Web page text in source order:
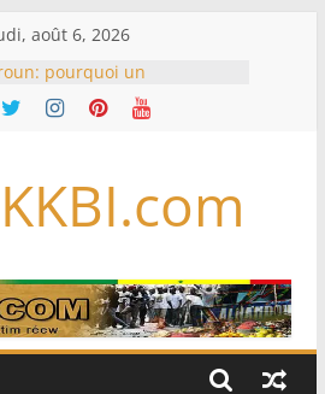
août 6, 2026
pourquoi un
au sommet de
alors que Paul Biya est hors
écrits par l’IA, dominé par
et OpenAI
s’associe à TikTok pour tirer
profit de ses univers
– Algérie: l’affaire Mehdi